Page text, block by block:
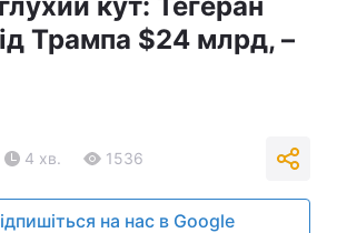
Трампа $24 млрд, –
4 хв. 1536
на нас в Google